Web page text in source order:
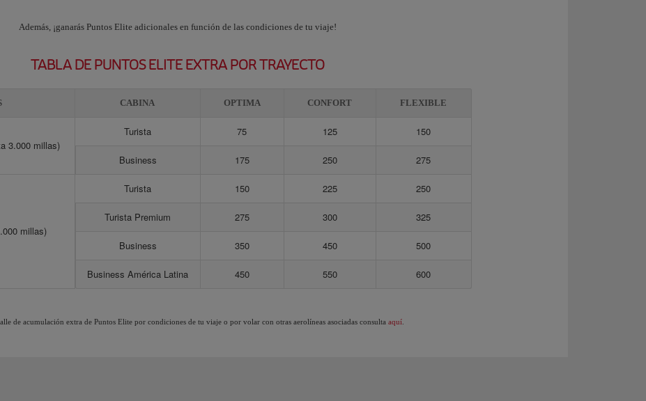
Además, ¡ganarás Puntos Elite adicionales en función de las condiciones de tu viaje!
TABLA DE PUNTOS ELITE EXTRA POR TRAYECTO
CABINA OPTIMA CONFORT FLEXIBLE
3.000 millas)
Turista 75 125 150
Business 175 250 275
millas)
Turista 150 225 250
Turista Premium 275 300 325
Business 350 450 500
Business América Latina 450 550 600
de acumulación extra de Puntos Elite por condiciones de tu viaje o por volar con otras aerolíneas asociadas consulta aquí